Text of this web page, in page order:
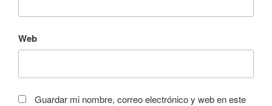
Web
Guardar mi nombre, correo electrónico y web en este